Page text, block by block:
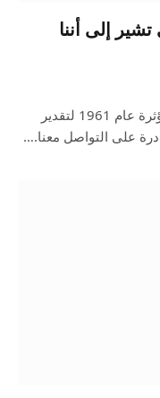
إلى أننا
صاغ عالم الفلك فرانك دريك معادلته المؤثرة عام 1961 لتقدير
على التواصل معنا.…